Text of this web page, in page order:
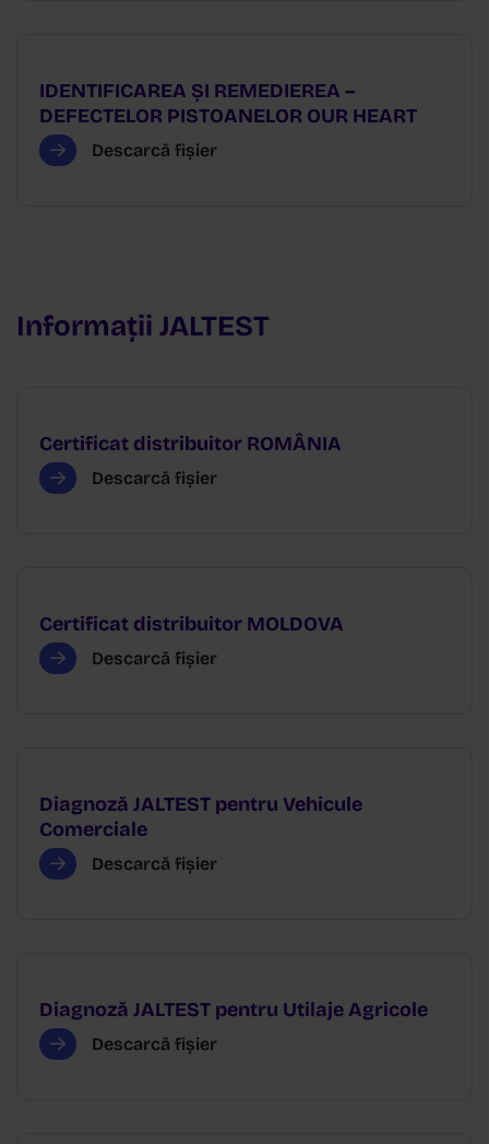
IDENTIFICAREA ȘI REMEDIEREA –
DEFECTELOR PISTOANELOR OUR HEART
Descarcă fișier
Informații JALTEST
Certificat distribuitor ROMÂNIA
Descarcă fișier
Certificat distribuitor MOLDOVA
Descarcă fișier
Diagnoză JALTEST pentru Vehicule
Comerciale
Descarcă fișier
Diagnoză JALTEST pentru Utilaje Agricole
Descarcă fișier